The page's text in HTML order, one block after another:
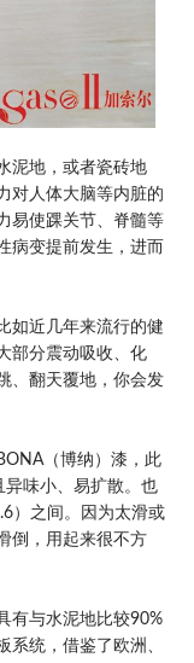
地，或者瓷砖地
对人体大脑等内脏的
易使踝关节、脊髓等
病变提前发生，进而
近几年来流行的健
部分震动吸收、化
、翻天覆地，你会发
（博纳）漆，此
异味小、易扩散。也
）之间。因为太滑或
倒，用起来很不方
与水泥地比较90%
系统，借鉴了欧洲、